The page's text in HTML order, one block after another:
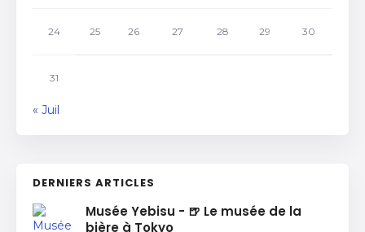
24 25 26 27 28 29 30
31
« Juil
DERNIERS ARTICLES
Musée Yebisu - 🍺 Le musée de la
bière à Tokyo